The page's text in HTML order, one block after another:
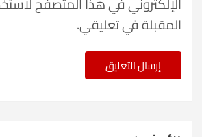
المقبلة في تعليقي.